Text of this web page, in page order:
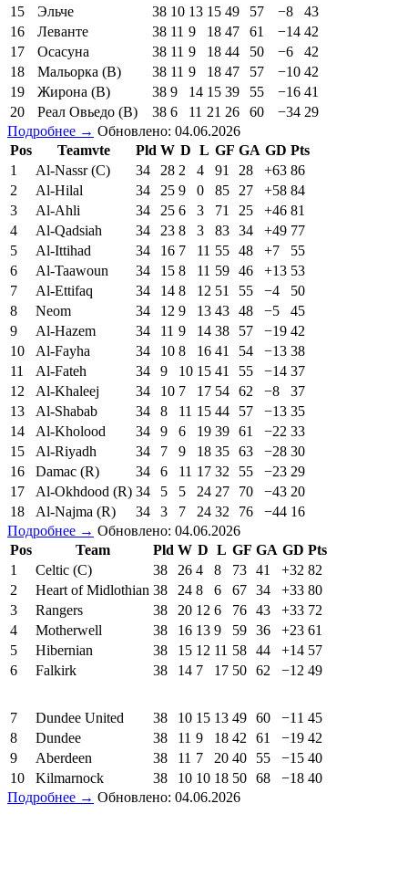
15
Эльче 38 10 13 15 49 57 −8
43
16
Леванте 38 11 9 18 47 61 −14 42
17
Осасуна 38 11 9 18 44 50 −6
42
18
Мальорка (В) 38 11 9 18 47 57 −10 42
19
Жирона (В) 38 9 14 15 39 55 −16 41
20
Реал Овьедо (В) 38 6 11 21 26 60 −34 29
Подробнее → Обновлено: 04.06.2026
Pos
Teamvte Pld W D L GF GA GD Pts
1
Al-Nassr (C) 34 28 2 4 91 28 +63 86
2
Al-Hilal 34 25 9 0 85 27 +58 84
3
Al-Ahli 34 25 6 3 71 25 +46 81
4
Al-Qadsiah 34 23 8 3 83 34 +49 77
5
Al-Ittihad 34 16 7 11 55 48 +7
55
6
Al-Taawoun 34 15 8 11 59 46 +13 53
7
Al-Ettifaq 34 14 8 12 51 55 −4
50
8
Neom 34 12 9 13 43 48 −5
45
9
Al-Hazem 34 11 9 14 38 57 −19 42
10
Al-Fayha 34 10 8 16 41 54 −13 38
11
Al-Fateh 34 9 10 15 41 55 −14 37
12
Al-Khaleej 34 10 7 17 54 62 −8
37
13
Al-Shabab 34 8 11 15 44 57 −13 35
14
Al-Kholood 34 9 6 19 39 61 −22 33
15
Al-Riyadh 34 7 9 18 35 63 −28 30
16
Damac (R) 34 6 11 17 32 55 −23 29
17
Al-Okhdood (R) 34 5 5 24 27 70 −43 20
18
Al-Najma (R) 34 3 7 24 32 76 −44 16
Подробнее → Обновлено: 04.06.2026
Pos
Team Pld W D L GF GA GD Pts
1
Celtic (C) 38 26 4 8 73 41 +32 82
2
Heart of Midlothian 38 24 8 6 67 34 +33 80
3
Rangers 38 20 12 6 76 43 +33 72
4
Motherwell 38 16 13 9 59 36 +23 61
5
Hibernian 38 15 12 11 58 44 +14 57
6
Falkirk 38 14 7 17 50 62 −12 49
7 Dundee United 38 10 15 13 49 60 −11 45
8
Dundee 38 11 9 18 42 61 −19 42
9
Aberdeen 38 11 7 20 40 55 −15 40
10
Kilmarnock 38 10 10 18 50 68 −18 40
Подробнее → Обновлено: 04.06.2026